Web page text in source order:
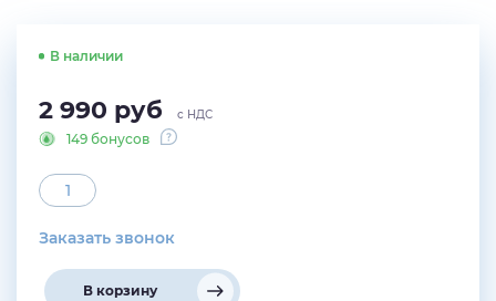
В наличии
2 990 руб с НДС
149 бонусов
Заказать звонок
В корзину